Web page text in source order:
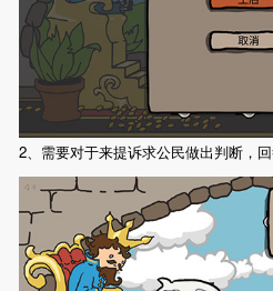
2、需要对于来提诉求公民做出判断，回